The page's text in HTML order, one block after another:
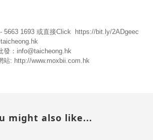
5663 1693 或直接Click
https://bit.ly/2ADgeec
發：info@taicheong.hk
站: http://www.moxbii.com.hk
might also like...